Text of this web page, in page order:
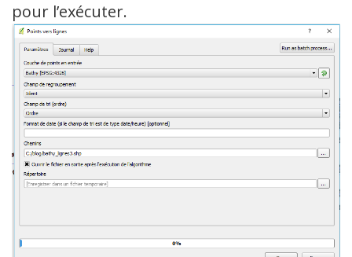
pour l’exécuter.